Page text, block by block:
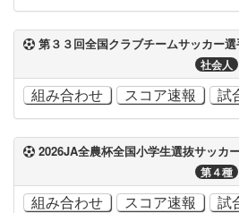
第３３回全国クラブチームサッカー
社会人
組み合わせ スコア速報 試
2026JA全農杯全国小学生選抜サッカ
第４種
組み合わせ スコア速報 試